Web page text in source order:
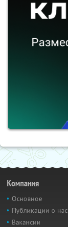
Компания
Основное
Публикации о нас
Вакансии